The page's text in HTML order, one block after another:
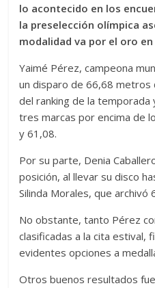
lo acontecido en los
la preselección olímpica
modalidad va por el oro
Yaimé Pérez, campeona
un disparo de 66,68 metros
del ranking de la
tres marcas por encima de
y 61,08.
Por su parte, Denia
posición, al llevar su disco
Silinda Morales, que archivó
No obstante, tanto Pérez
clasificadas a la cita estival,
evidentes opciones a
Otros buenos resultados